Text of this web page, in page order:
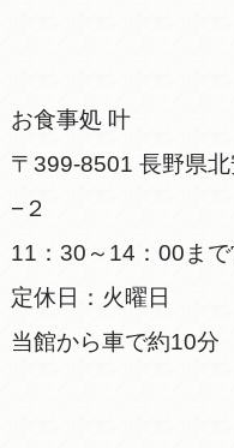
お食事処 叶
〒399-8501 長野県
−２
11：30～14：00まで
定休日：火曜日
当館から車で約10分